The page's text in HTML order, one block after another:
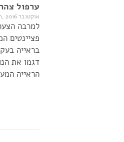
ערפול
אוקטובר 12th, 2016
למרבה
פציינטים
בראייה
דגמו את
הראייה